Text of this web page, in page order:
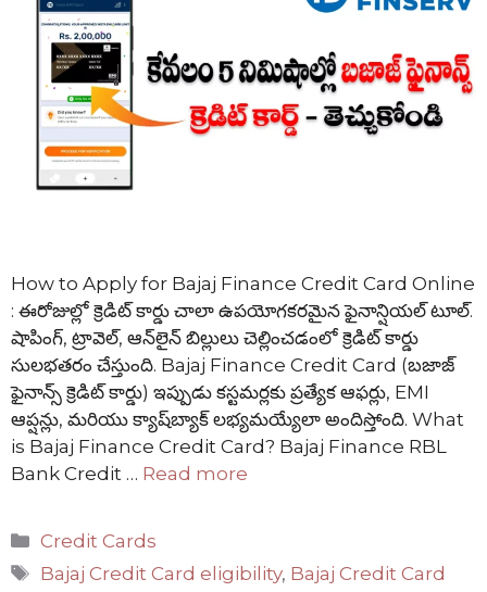
How to Apply for Bajaj Finance Credit Card Online
: ఈరోజుల్లో క్రెడిట్ కార్డు చాలా ఉపయోగకరమైన ఫైనాన్షియల్ టూల్.
షాపింగ్, ట్రావెల్, ఆన్‌లైన్ బిల్లులు చెల్లించడంలో క్రెడిట్ కార్డు
సులభతరం చేస్తుంది. Bajaj Finance Credit Card (బజాజ్
ఫైనాన్స్ క్రెడిట్ కార్డు) ఇప్పుడు కస్టమర్లకు ప్రత్యేక ఆఫర్లు, EMI
ఆప్షన్లు, మరియు క్యాష్‌బ్యాక్ లభ్యమయ్యేలా అందిస్తోంది. What
is Bajaj Finance Credit Card? Bajaj Finance RBL
Bank Credit … Read more
Categories
Credit Cards
Tags
Bajaj Credit Card eligibility, Bajaj Credit Card